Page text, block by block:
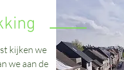
kijken we
we aan de